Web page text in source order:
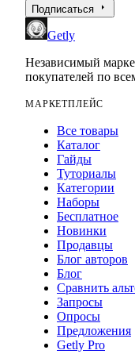
Подписаться arrow_right
Getly
Независимый
покупателей по
МАРКЕТПЛЕЙС
Все товары
Каталог
Гайды
Туториалы
Категории
Наборы
Бесплатное
Новинки
Продавцы
Блог авторов
Блог
Сравнить
Запросы
Опросы
Предложения
Getly Pro